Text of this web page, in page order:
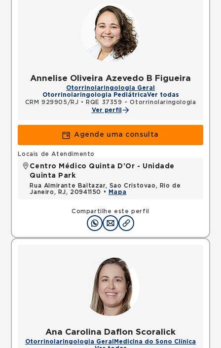
Annelise Oliveira Azevedo B Figueira
Otorrinolaringologia Geral
Otorrinolaringologia PediátricaVer todas
CRM 929905/RJ •
RQE 37359 - Otorrinolaringologia
Ver perfil
Agende uma consulta
Compartilhe este perfil
Locais de Atendimento
Centro Médico Quinta D'Or - Unidade
Quinta Park
Rua Almirante Baltazar, Sao Cristovao, Rio de
Janeiro, RJ, 20941150 •
Mapa
Ana Carolina Daflon Scoralick
Otorrinolaringologia Geral Medicina do Sono Clínica